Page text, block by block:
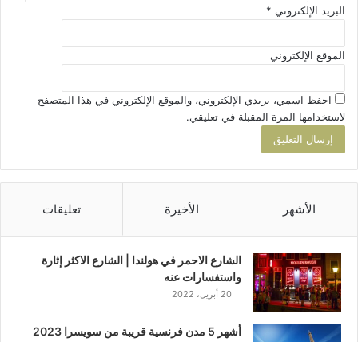
البريد الإلكتروني *
الموقع الإلكتروني
احفظ اسمي، بريدي الإلكتروني، والموقع الإلكتروني في هذا المتصفح
لاستخدامها المرة المقبلة في تعليقي.
الأشهر الأخيرة تعليقات
الشارع الاحمر في هولندا | الشارع الاكثر إثارة
واستفسارات عنه
20 أبريل، 2022
أشهر 5 مدن فرنسية قريبة من سويسرا 2023